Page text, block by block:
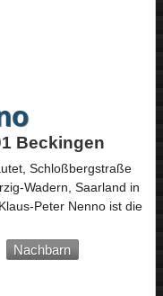
Beckingen
Schloßbergstraße
Wadern, Saarland in
Peter Nenno ist die
Nachbarn